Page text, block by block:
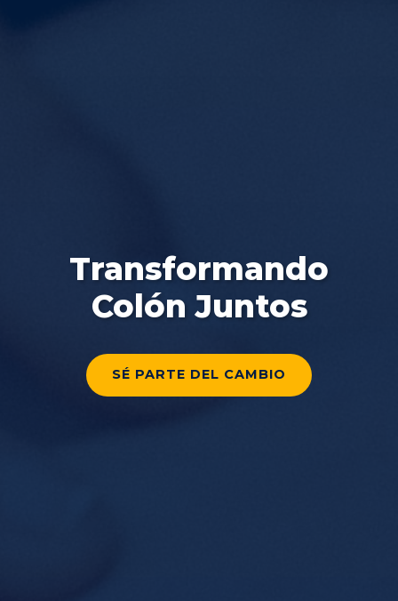
Transformando
Colón Juntos
SÉ PARTE DEL CAMBIO